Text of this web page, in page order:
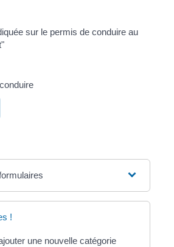
sur le permis de conduire au
!
une nouvelle catégorie